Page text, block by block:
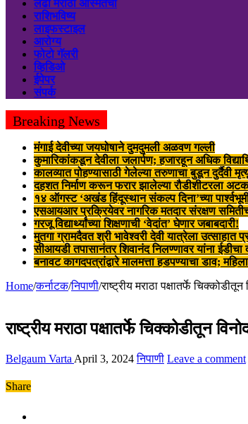
लढा मराठी अस्मितेचा
राशिभविष्य
लाइफस्टाइल
आरोग्य
फोटो गॅलरी
व्हिडिओ
ईपेपर
संपर्क
Breaking News
मंगाई देवीच्या जयघोषाने दुमदुमली अळवण गल्ली
कुमारिकांकडून देवीला जलार्पण; हजारहून अधिक
कालव्यात पोहण्यासाठी गेलेल्या तरुणाचा बुडून दुर्दैवी
दहशत निर्माण करून फरार झालेल्या रौडीशीटरला
१४ ऑगस्ट ‘अखंड हिंदूस्थान संकल्प दिना’च्या
एसआयआर प्रक्रियेवर नागरिक मतदार संरक्षण
गरजू विद्यार्थ्यांच्या शिक्षणाची ‘वेदांत’ घेणार जबाबदारी!
मुतगा ग्रामदैवत श्री भावेश्वरी देवी यात्रेला उत्साहात
सीआयडी तपासानंतर शिवानंद निलण्णावर यांना ईडीचा
बनावट कागदपत्रांद्वारे मालमत्ता हडपण्याचा डाव;
Home/कर्नाटक/निपाणी/राष्ट्रीय मराठा पक्षातर्फे
राष्ट्रीय मराठा पक्षातर्फे चिक्कोडीतून
Belgaum Varta April 3, 2024 निपाणी Leave a comment
Share